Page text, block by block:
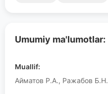
Umumiy ma'lumotlar:
Muallif:
Айматов Р.А., Ражабов Б.Н.